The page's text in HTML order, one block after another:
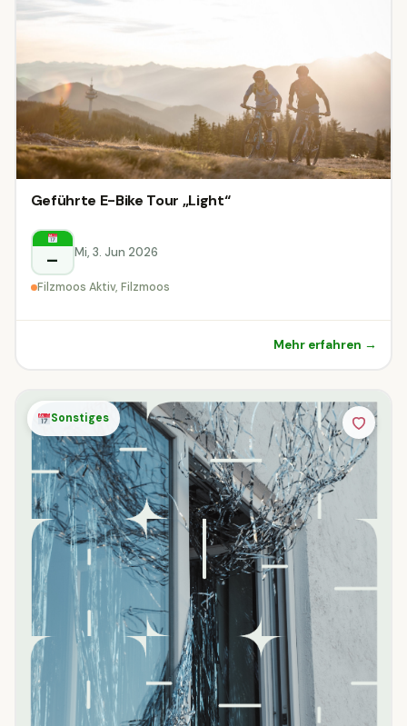
Geführte E-Bike Tour „Light“
– Mi, 3. Jun 2026
Filzmoos Aktiv, Filzmoos
Mehr erfahren →
Sonstiges